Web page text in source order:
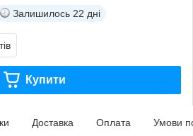
Залишилось 22 дні
Купити
Доставка Оплата Умови